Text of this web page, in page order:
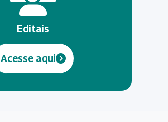
Editais
Acesse aqui